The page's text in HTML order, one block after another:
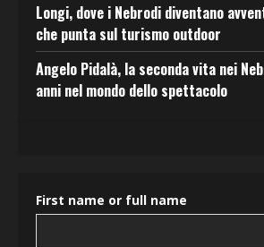
Longi, dove i Nebrodi diventano
che punta sul turismo outdoor
Angelo Pidalà, la seconda vita nei
anni nel mondo dello spettacolo
First name or full name